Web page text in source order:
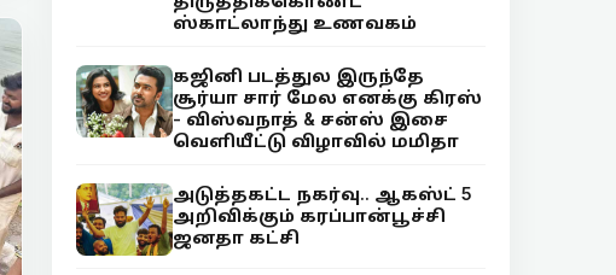
ஸ்காட்லாந்து உணவகம்
கஜினி படத்துல இருந்தே
சூர்யா சார் மேல எனக்கு கிரஸ்
- விஸ்வநாத் & சன்ஸ் இசை
வெளியீட்டு விழாவில் மமிதா
அடுத்தகட்ட நகர்வு.. ஆகஸ்ட் 5
அறிவிக்கும் கரப்பான்பூச்சி
ஜனதா கட்சி